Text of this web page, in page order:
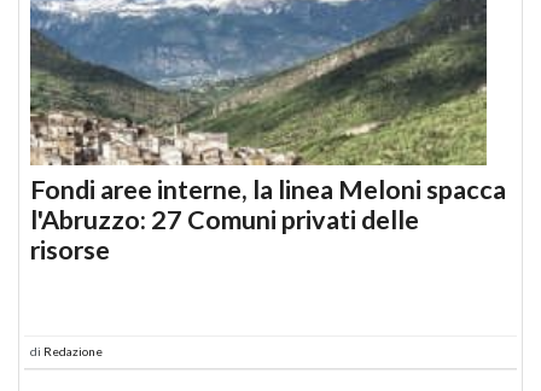
Fondi aree interne, la linea Meloni spacca
l'Abruzzo: 27 Comuni privati delle
risorse
di Redazione